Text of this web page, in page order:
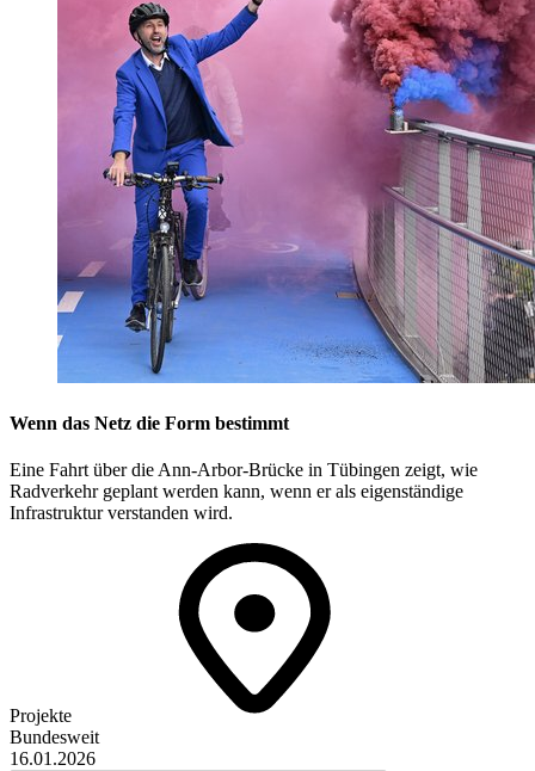
Wenn das Netz die Form bestimmt
Eine Fahrt über die Ann-Arbor-Brücke in Tübingen zeigt, wie
Radverkehr geplant werden kann, wenn er als eigenständige
Infrastruktur verstanden wird.
Projekte
Bundesweit
16.01.2026